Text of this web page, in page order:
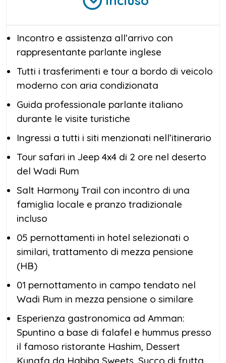
Incontro e assistenza all’arrivo con
rappresentante parlante inglese
Tutti i trasferimenti e tour a bordo di veicolo
moderno con aria condizionata
Guida professionale parlante italiano
durante le visite turistiche
Ingressi a tutti i siti menzionati nell’itinerario
Tour safari in Jeep 4x4 di 2 ore nel deserto
del Wadi Rum
Salt Harmony Trail con incontro di una
famiglia locale e pranzo tradizionale
incluso
05 pernottamenti in hotel selezionati o
similari, trattamento di mezza pensione
(HB)
01 pernottamento in campo tendato nel
Wadi Rum in mezza pensione o similare
Esperienza gastronomica ad Amman:
Spuntino a base di falafel e hummus presso
il famoso ristorante Hashim, Dessert
Kunafa da Habiba Sweets, Succo di frutta